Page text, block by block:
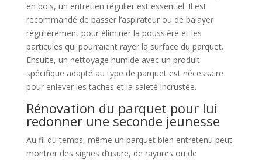
en bois, un entretien régulier est essentiel. Il est
recommandé de passer l’aspirateur ou de balayer
régulièrement pour éliminer la poussière et les
particules qui pourraient rayer la surface du parquet.
Ensuite, un nettoyage humide avec un produit
spécifique adapté au type de parquet est nécessaire
pour enlever les taches et la saleté incrustée.
Rénovation du parquet pour lui
redonner une seconde jeunesse
Au fil du temps, même un parquet bien entretenu peut
montrer des signes d’usure, de rayures ou de